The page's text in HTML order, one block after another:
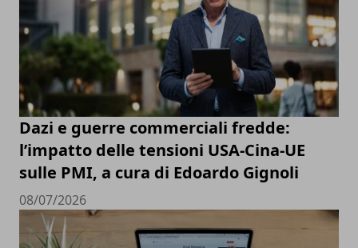
Dazi e guerre commerciali fredde:
l’impatto delle tensioni USA-Cina-UE
sulle PMI, a cura di Edoardo Gignoli
08/07/2026